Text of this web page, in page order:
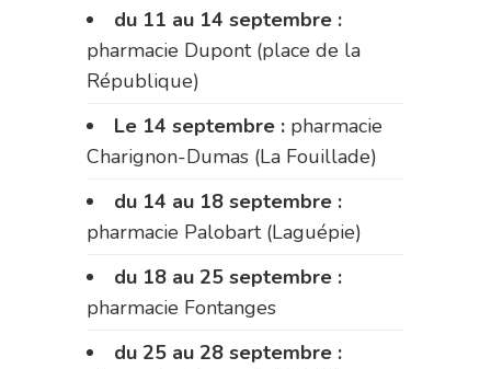
du 11 au 14 septembre :
pharmacie Dupont (place de la
République)
Le 14 septembre : pharmacie
Charignon-Dumas (La Fouillade)
du 14 au 18 septembre :
pharmacie Palobart (Laguépie)
du 18 au 25 septembre :
pharmacie Fontanges
du 25 au 28 septembre :